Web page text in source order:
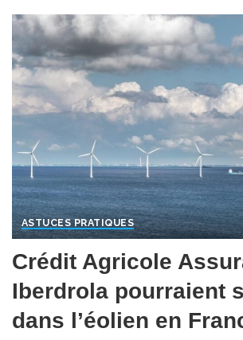
ASTUCES PRATIQUES
Crédit Agricole
Iberdrola pourraient
dans l’éolien en